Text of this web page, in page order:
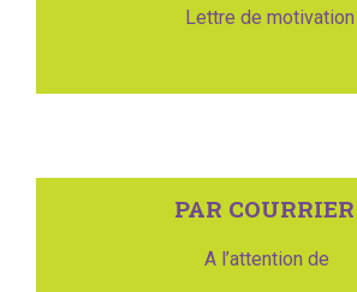
Lettre de motivation
PAR COURRIER
A l’attention de